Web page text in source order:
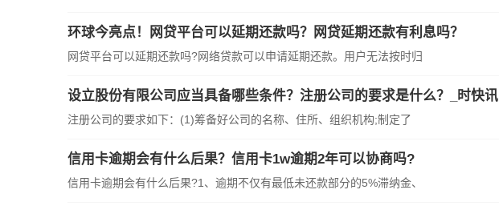
环球今亮点！网贷平台可以延期还款吗？网贷延期还款有利息吗？
网贷平台可以延期还款吗?网络贷款可以申请延期还款。用户无法按时归
设立股份有限公司应当具备哪些条件？注册公司的要求是什么？_时快讯
注册公司的要求如下：(1)筹备好公司的名称、住所、组织机构;制定了
信用卡逾期会有什么后果？信用卡1w逾期2年可以协商吗?
信用卡逾期会有什么后果?1、逾期不仅有最低未还款部分的5%滞纳金、